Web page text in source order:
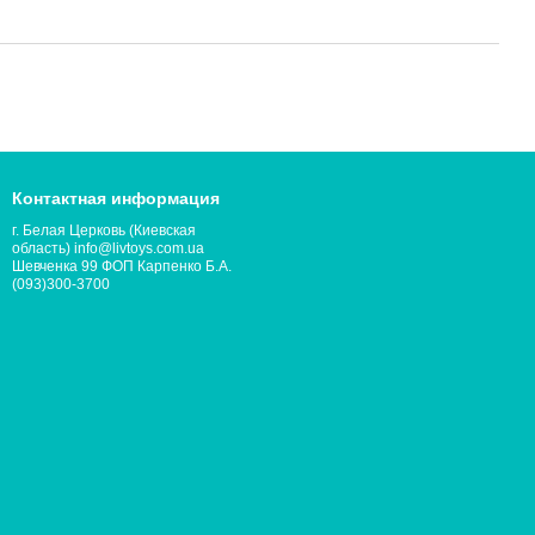
Контактная информация
г. Белая Церковь (Киевская
область) info@livtoys.com.ua
Шевченка 99 ФОП Карпенко Б.А.
(093)300-3700